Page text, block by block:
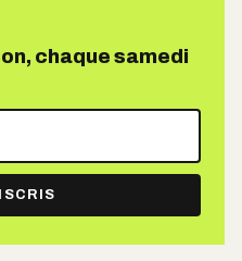
chaque samedi